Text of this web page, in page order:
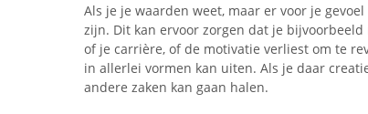
Als je je waarden weet, maar er voor je
zijn. Dit kan ervoor zorgen dat je
of je carrière, of de motivatie verliest om te
in allerlei vormen kan uiten. Als je daar
andere zaken kan gaan halen.